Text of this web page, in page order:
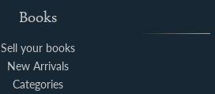
Books
Sell your books
New Arrivals
Categories